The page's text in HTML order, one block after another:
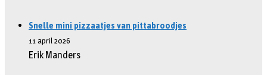
Snelle mini pizzaatjes van pittabroodjes
11 april 2026
Erik Manders